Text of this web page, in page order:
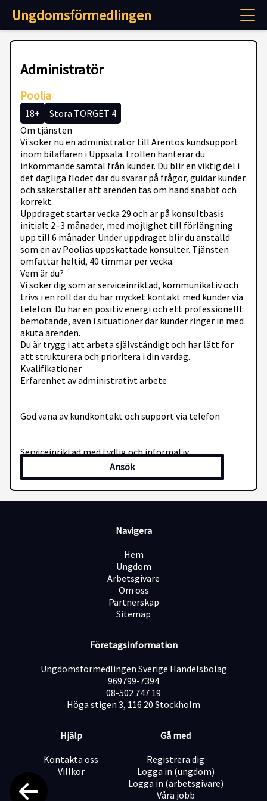
Ungdomsförmedlingen
Administratör
Poolia
18+
Stora TORGET 4
Om tjänsten
Vi söker nu en administratör till Arentos kundsupport
inom bilaffären i Uppsala. I rollen hanterar du
inkommande samtal från kunder. Du blir en viktig del i
det dagliga flödet där du svarar på frågor, guidar kunder
och säkerställer att ärenden tas om hand snabbt och
korrekt.
Uppdraget startar vecka 29 och är på konsultbasis
initialt 2–3 månader, med möjlighet till förlängning
upp till 6 månader. Under uppdraget blir du anställd
som en av Poolias uppskattade konsulter. Tjänsten
omfattar heltid, 40 timmar per vecka.
Vem är du?
Vi söker dig som är serviceinriktad, kommunikativ och
trivs i en roll där du har mycket kontakt med kunder via
telefon. Du har en positiv energi och ett professionellt
bemötande, även i situationer där kunder ringer in med
akuta ärenden.
Du är trygg i att arbeta självständigt och har lätt för
att strukturera och prioritera i din vardag.
Kvalifikationer
Erfarenhet av administrativt arbete
God vana av kundkontakt och support via telefon
Serviceinriktad med tydlig och informativ
Förmåga att hantera flera ärenden samtidigt
God datorvana och systemförståelse
Flytande svenska i tal och skrift
Erfarenhet av fakturahantering
Tidigare arbete inom kundsupport, fordonsbranschen
Erfarenhet av enklare försäljnings- eller rådgivande
roll i kunddialoger
Vana att arbeta i högt tempo under perioder med
Välkommen med din ansökan!
Ansök
Navigera
Hem
Ungdom
Arbetsgivare
Om oss
Partnerskap
Sitemap
Företagsinformation
Ungdomsförmedlingen Sverige Handelsbolag
969799-7394
08-502 747 19
Höga stigen 3, 116 20 Stockholm
Hjälp
Kontakta oss
Villkor
Gå med
Registrera dig
Logga in (ungdom)
Logga in (arbetsgivare)
Våra jobb